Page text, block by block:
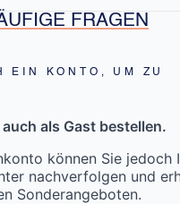
FRAGEN
EIN KONTO, UM ZU
als Gast bestellen.
können Sie jedoch
nachverfolgen und
Sonderangeboten.